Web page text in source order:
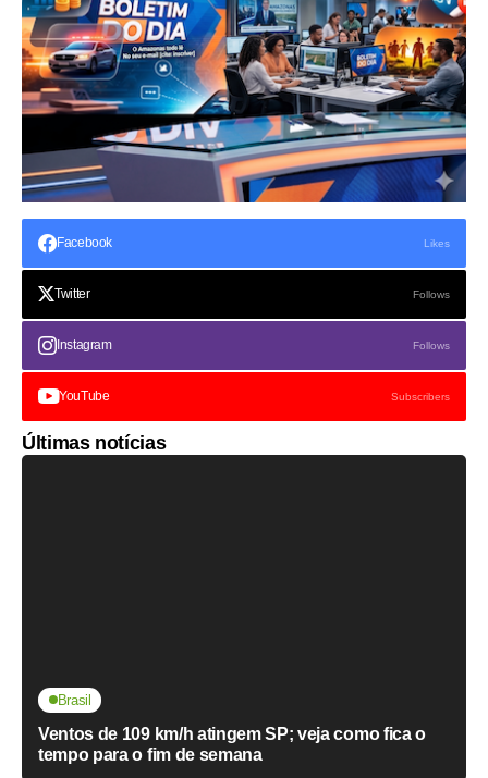
Facebook Likes
Twitter Follows
Instagram Follows
YouTube Subscribers
Últimas notícias
Brasil
Ventos de 109 km/h atingem SP; veja como fica o
tempo para o fim de semana